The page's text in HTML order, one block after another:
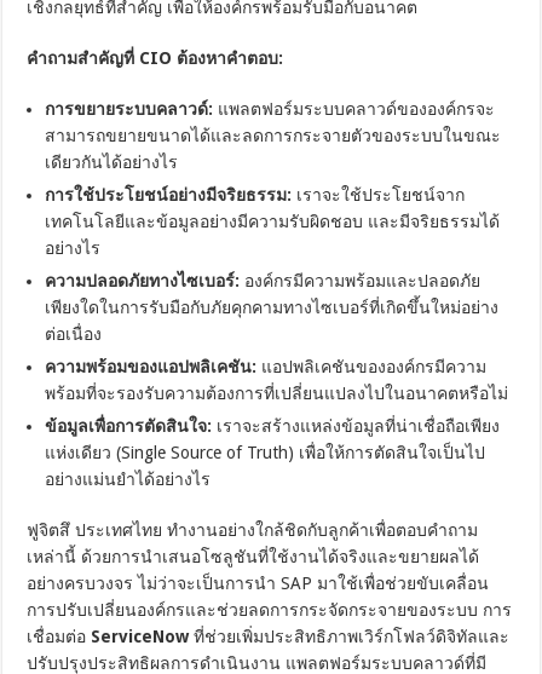
เชิงกลยุทธ์ที่สำคัญ เพื่อให้องค์กรพร้อมรับมือกับอนาคต
คำถามสำคัญที่ CIO ต้องหาคำตอบ:
การขยายระบบคลาวด์: แพลตฟอร์มระบบคลาวด์ขององค์กรจะ
สามารถขยายขนาดได้และลดการกระจายตัวของระบบในขณะ
เดียวกันได้อย่างไร
การใช้ประโยชน์อย่างมีจริยธรรม: เราจะใช้ประโยชน์จาก
เทคโนโลยีและข้อมูลอย่างมีความรับผิดชอบ และมีจริยธรรมได้
อย่างไร
ความปลอดภัยทางไซเบอร์: องค์กรมีความพร้อมและปลอดภัย
เพียงใดในการรับมือกับภัยคุกคามทางไซเบอร์ที่เกิดขึ้นใหม่อย่าง
ต่อเนื่อง
ความพร้อมของแอปพลิเคชัน: แอปพลิเคชันขององค์กรมีความ
พร้อมที่จะรองรับความต้องการที่เปลี่ยนแปลงไปในอนาคตหรือไม่
ข้อมูลเพื่อการตัดสินใจ: เราจะสร้างแหล่งข้อมูลที่น่าเชื่อถือเพียง
แห่งเดียว (Single Source of Truth) เพื่อให้การตัดสินใจเป็นไป
อย่างแม่นยำได้อย่างไร
ฟูจิตสึ ประเทศไทย ทำงานอย่างใกล้ชิดกับลูกค้าเพื่อตอบคำถาม
เหล่านี้ ด้วยการนำเสนอโซลูชันที่ใช้งานได้จริงและขยายผลได้
อย่างครบวงจร ไม่ว่าจะเป็นการนำ SAP มาใช้เพื่อช่วยขับเคลื่อน
การปรับเปลี่ยนองค์กรและช่วยลดการกระจัดกระจายของระบบ การ
เชื่อมต่อ ServiceNowที่ช่วยเพิ่มประสิทธิภาพเวิร์กโฟลว์ดิจิทัลและ
ปรับปรุงประสิทธิผลการดำเนินงาน แพลตฟอร์มระบบคลาวด์ที่มี